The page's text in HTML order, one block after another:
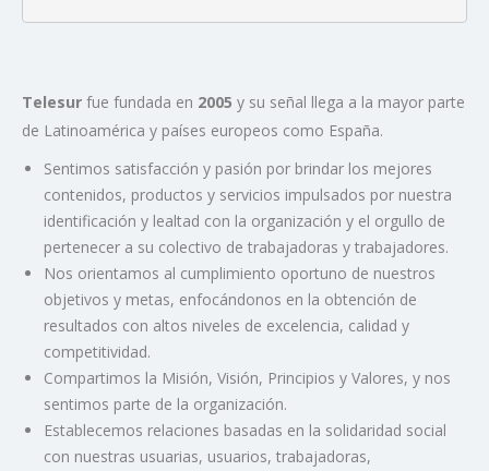
Telesur fue fundada en 2005 y su señal llega a la mayor parte
de Latinoamérica y países europeos como España.
Sentimos satisfacción y pasión por brindar los mejores
contenidos, productos y servicios impulsados por nuestra
identificación y lealtad con la organización y el orgullo de
pertenecer a su colectivo de trabajadoras y trabajadores.
Nos orientamos al cumplimiento oportuno de nuestros
objetivos y metas, enfocándonos en la obtención de
resultados con altos niveles de excelencia, calidad y
competitividad.
Compartimos la Misión, Visión, Principios y Valores, y nos
sentimos parte de la organización.
Establecemos relaciones basadas en la solidaridad social
con nuestras usuarias, usuarios, trabajadoras,